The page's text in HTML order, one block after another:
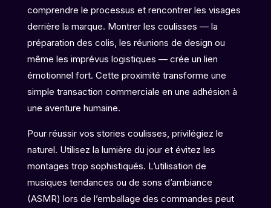
comprendre le processus et rencontrer les visages
derrière la marque. Montrer les coulisses — la
préparation des colis, les réunions de design ou
même les imprévus logistiques — crée un lien
émotionnel fort. Cette proximité transforme une
simple transaction commerciale en une adhésion à
une aventure humaine.
Pour réussir vos stories coulisses, privilégiez le
naturel. Utilisez la lumière du jour et évitez les
montages trop sophistiqués. L’utilisation de
musiques tendances ou de sons d’ambiance
(ASMR) lors de l’emballage des commandes peut